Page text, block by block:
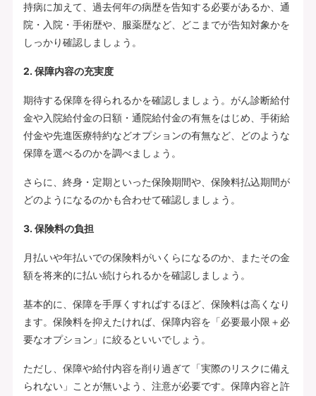
持病に加えて、過去何年の病歴を告知する必要があるか、通
院・入院・手術歴や、服薬歴など、どこまでが告知対象かを
しっかり確認しましょう。
2. 保障内容の充実度
期待する保障を得られるかを確認しましょう。がん診断給付
金や入院給付金の日額・通院給付金の有無をはじめ、手術給
付金や先進医療特約などオプションの有無など、どのような
保障を選べるのかを調べましょう。
さらに、終身・定期といった保険期間や、保険料払込期間が
どのようになるのかも合わせて確認しましょう。
3. 保険料の負担
月払いや年払いでの保険料がいくらになるのか、またその金
額を将来的に払い続けられるかを確認しましょう。
基本的に、保障を手厚くすればするほど、保険料は高くなり
ます。保険料を抑えたければ、保障内容を「必要最小限＋必
要なオプション」に絞るといいでしょう。
ただし、保障や給付内容を削り過ぎて「実際のリスクに備え
られない」ことが無いよう、注意が必要です。保障内容と許